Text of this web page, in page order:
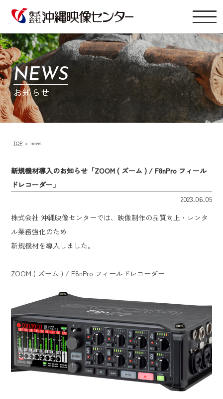
NEWS
お知らせ
TOP news
新規機材導入のお知らせ「ZOOM ( ズーム ) / F8nPro フィール
ドレコーダー」
2023.06.05
株式会社 沖縄映像センターでは、映像制作の品質向上・レンタ
ル業務強化のため
新規機材を導入しました。
ZOOM ( ズーム ) / F8nPro フィールドレコーダー